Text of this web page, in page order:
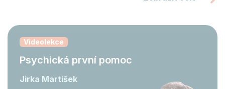
Videolekce
Psychická první pomoc
Jirka Martišek